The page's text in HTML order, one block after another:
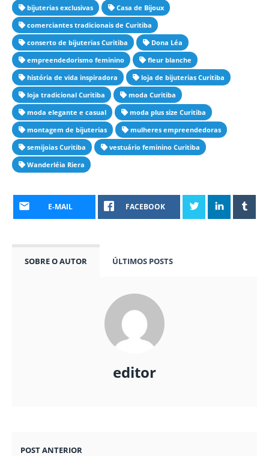
bijuterias exclusivas
Casa de Bijoux
comerciantes tradicionais de Curitiba
conserto de bijuterias Curitiba
Dona Léa
empreendedorismo feminino
fleur blanche
história de vida inspiradora
loja de bijuterias Curitiba
loja tradicional Curitiba
moda Curitiba
moda elegante e casual
moda plus size Curitiba
montagem de bijuterias
mulheres empreendedoras
semijoias Curitiba
vestuário feminino Curitiba
Wanderléia Riera
E-MAIL FACEBOOK
SOBRE O AUTOR ÚLTIMOS POSTS
editor
POST ANTERIOR